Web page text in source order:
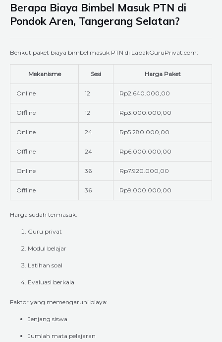
Berapa Biaya Bimbel Masuk PTN di
Pondok Aren, Tangerang Selatan?
Berikut paket biaya bimbel masuk PTN di LapakGuruPrivat.com:
Mekanisme Sesi Harga Paket
Online 12 Rp2.640.000,00
Offline 12 Rp3.000.000,00
Online 24 Rp5.280.000,00
Offline 24 Rp6.000.000,00
Online 36 Rp7.920.000,00
Offline 36 Rp9.000.000,00
Harga sudah termasuk:
Guru privat
Modul belajar
Latihan soal
Evaluasi berkala
Faktor yang memengaruhi biaya:
Jenjang siswa
Jumlah mata pelajaran